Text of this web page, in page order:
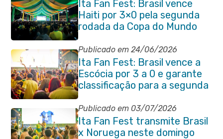
Ita Fan Fest: Brasil vence
Haiti por 3×0 pela segunda
rodada da Copa do Mundo
Publicado em 24/06/2026
Ita Fan Fest: Brasil vence a
Escócia por 3 a 0 e garante
classificação para a segunda
fase da Copa do Mundo
Publicado em 03/07/2026
Ita Fan Fest transmite Brasil
x Noruega neste domingo